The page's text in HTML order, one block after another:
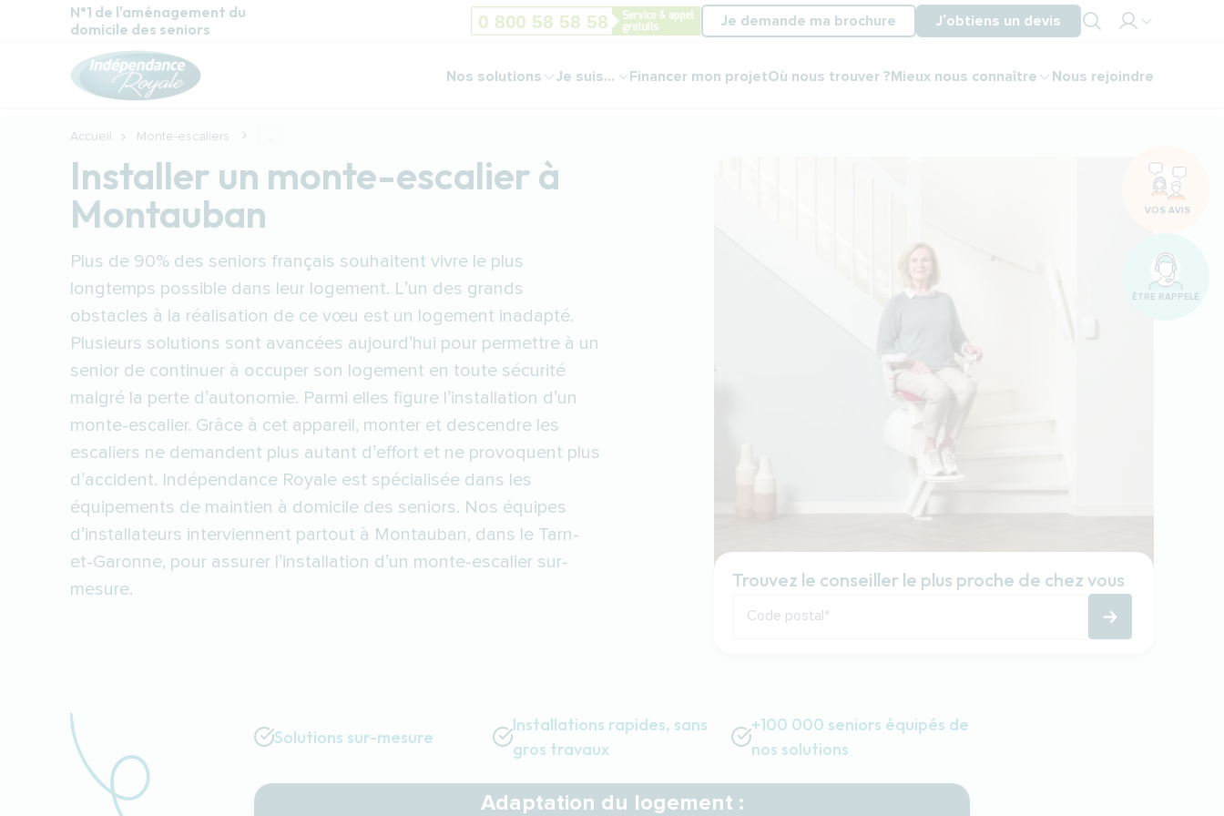
Aller au contenu principal
N°1 de l'aménagement du
domicile des seniors
Je demande ma brochure
J’obtiens un devis
espace
Nos solutions Je suis... Financer mon projetOù nous trouver ?Mieux nous connaître Nous rejoindre
Accueil Monte-escaliers ...
Installer un monte-escalier à
Montauban
Plus de 90% des seniors français souhaitent vivre le plus
longtemps possible dans leur logement. L’un des grands
obstacles à la réalisation de ce vœu est un logement inadapté.
Plusieurs solutions sont avancées aujourd’hui pour permettre à un
senior de continuer à occuper son logement en toute sécurité
malgré la perte d’autonomie. Parmi elles figure l’installation d’un
monte-escalier. Grâce à cet appareil, monter et descendre les
escaliers ne demandent plus autant d’effort et ne provoquent plus
d’accident. Indépendance Royale est spécialisée dans les
équipements de maintien à domicile des seniors. Nos équipes
d’installateurs interviennent partout à Montauban, dans le Tarn-
et-Garonne, pour assurer l’installation d’un monte-escalier sur-
mesure.
Trouvez le conseiller le plus proche de chez vous
Code postal*
Solutions sur-mesure
Installations rapides, sans
gros travaux
+100 000 seniors équipés de
nos solutions
Adaptation du logement :
VOS AVIS
ÊTRE RAPPELÉ